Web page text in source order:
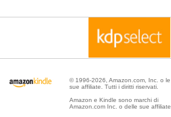
© 1996-2026, Amazon.com, Inc. o le
sue affiliate. Tutti i diritti riservati.
Amazon e Kindle sono marchi di
Amazon.com Inc. o delle sue affiliate.